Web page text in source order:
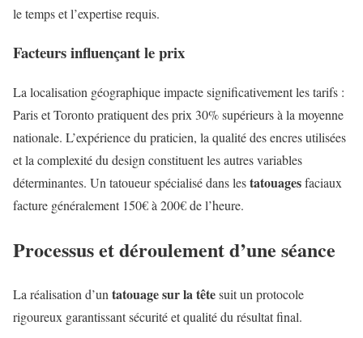
le temps et l’expertise requis.
Facteurs influençant le prix
La localisation géographique impacte significativement les tarifs :
Paris et Toronto pratiquent des prix 30% supérieurs à la moyenne
nationale. L’expérience du praticien, la qualité des encres utilisées
et la complexité du design constituent les autres variables
déterminantes. Un tatoueur spécialisé dans lestatouagesfaciaux
facture généralement 150€ à 200€ de l’heure.
Processus et déroulement d’une séance
La réalisation d’un tatouage sur la têtesuit un protocole
rigoureux garantissant sécurité et qualité du résultat final.